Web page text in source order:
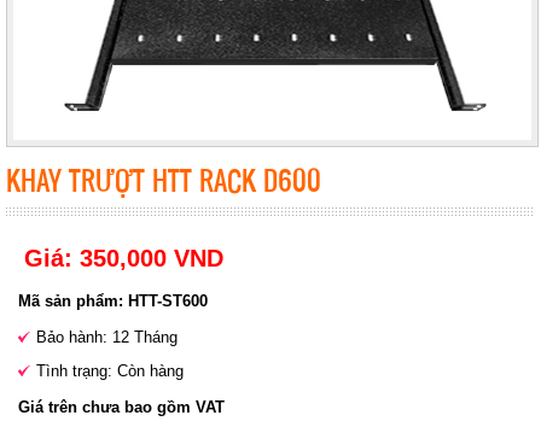
KHAY TRƯỢT HTT RACK D600
Giá: 350,000 VND
Mã sản phẩm: HTT-ST600
Bảo hành: 12 Tháng
Tình trạng: Còn hàng
Giá trên chưa bao gồm VAT